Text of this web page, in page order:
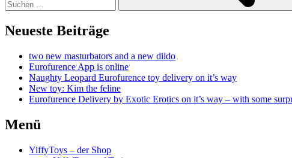
Neueste Beiträge
two new masturbators and a new dildo
Eurofurence App is online
Naughty Leopard Eurofurence toy delivery on it’s way
New toy: Kim the feline
Eurofurence Delivery by Exotic Erotics on it’s way – with some
Menü
YiffyToys – der Shop